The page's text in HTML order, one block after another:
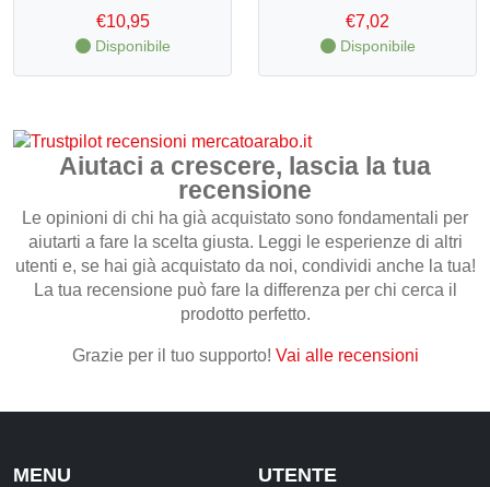
MACELLERIA
CHI SIAMO
CONTATTI
€10,95
Disponibile
€7,02
Disponibile
Aiutaci a crescere, lascia la tua
recensione
Le opinioni di chi ha già acquistato sono fondamentali per
aiutarti a fare la scelta giusta. Leggi le esperienze di altri
utenti e, se hai già acquistato da noi, condividi anche la tua!
La tua recensione può fare la differenza per chi cerca il
prodotto perfetto.
Grazie per il tuo supporto! Vai alle recensioni
MENU UTENTE